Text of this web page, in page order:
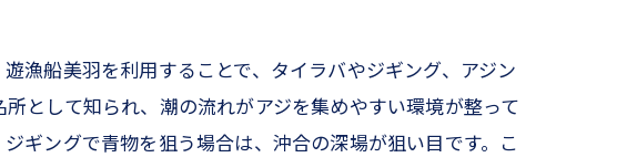
漁船美羽を利用することで、タイラバやジギング、アジン
として知られ、潮の流れがアジを集めやすい環境が整って
ギングで青物を狙う場合は、沖合の深場が狙い目です。こ